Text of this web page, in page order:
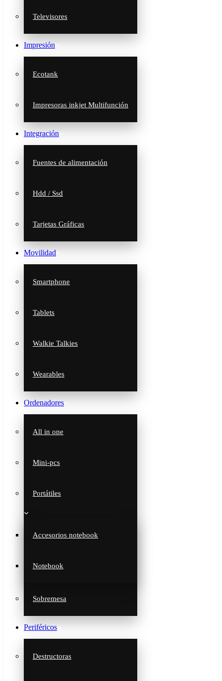
Televisores
Impresión
Ecotank
Impresoras inkjet Multifunción
Integración
Fuentes de alimentación
Hdd / Ssd
Tarjetas Gráficas
Movilidad
Smartphone
Tablets
Walkie Talkies
Wearables
Ordenadores
All in one
Mini-pcs
Portátiles
Accesorios notebook
Notebook
Sobremesa
Periféricos
Destructoras